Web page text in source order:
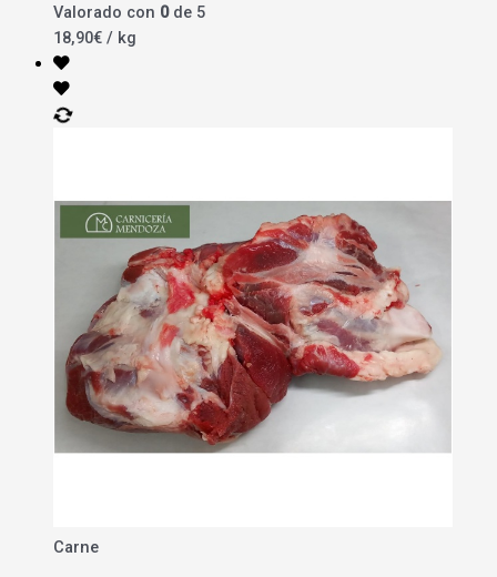
Valorado con 0de 5
18,90€ / kg
Carne